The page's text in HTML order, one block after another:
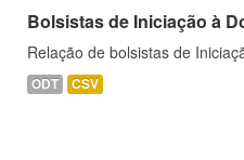
Bolsistas de Iniciação à
Relação de bolsistas de
ODT CSV